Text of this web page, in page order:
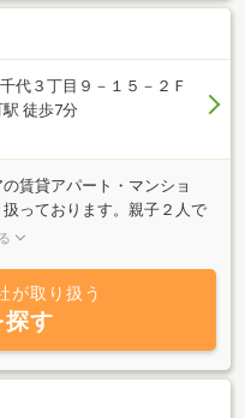
代３丁目９－１５－２Ｆ
徒歩7分
賃貸アパート・マンショ
っております。親子２人で
すので、何かと小回りが利
が取り扱う
す